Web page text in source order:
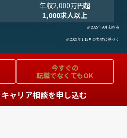
年収2,000万円超
1,000求人以上
※2025年9月末時点
※2024年1-12月の実績に基づく
今すぐの
転職でなくてもOK
ャリア相談を申し込む